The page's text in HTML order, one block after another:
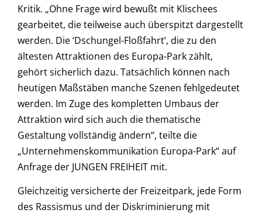
Kritik. „Ohne Frage wird bewußt mit Klischees
gearbeitet, die teilweise auch überspitzt dargestellt
werden. Die ‘Dschungel-Floßfahrt’, die zu den
ältesten Attraktionen des Europa-Park zählt,
gehört sicherlich dazu. Tatsächlich können nach
heutigen Maßstäben manche Szenen fehlgedeutet
werden. Im Zuge des kompletten Umbaus der
Attraktion wird sich auch die thematische
Gestaltung vollständig ändern“, teilte die
„Unternehmenskommunikation Europa-Park“ auf
Anfrage der JUNGEN FREIHEIT mit.
Gleichzeitig versicherte der Freizeitpark, jede Form
des Rassismus und der Diskriminierung mit